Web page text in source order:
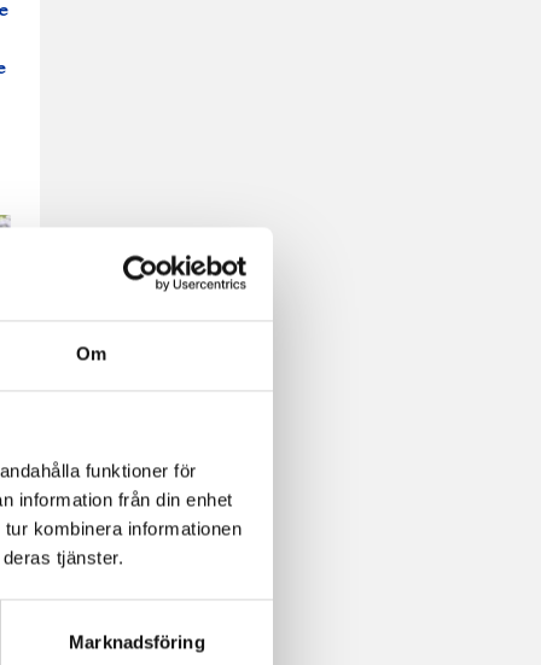
Om
funktioner för
information från din enhet
kombinera informationen
tjänster.
Marknadsföring